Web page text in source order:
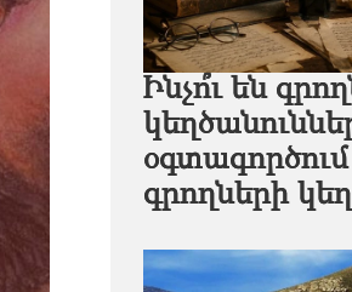
Ինչո՞ւ են
գրողների